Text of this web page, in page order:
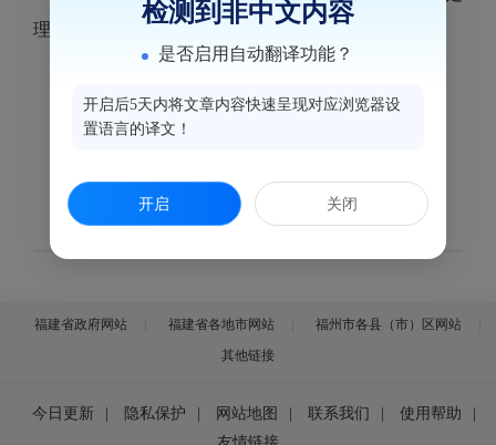
理。
2.开展卫生监督日常监督检查。
（二）监测科
1.开展食源性疾病病例审核。
福建省政府网站 福建省各地市网站
福州市各县（市）区网站
其他链接
今日更新 隐私保护 网站地图 联系我们 使用帮助
检测到非中文内容
是否启用自动翻译功能？
开启后5天内将文章内容快速呈现对应浏览器设
置语言的译文！
开启 关闭